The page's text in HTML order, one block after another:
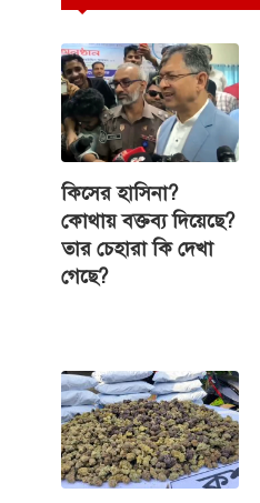
কিসের হাসিনা?
কোথায় বক্তব্য দিয়েছে?
তার চেহারা কি দেখা
গেছে?